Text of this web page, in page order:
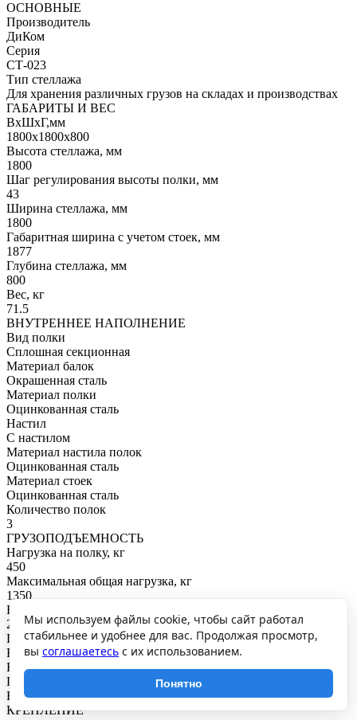
ОСНОВНЫЕ
Производитель
ДиКом
Серия
СТ-023
Тип стеллажа
Для хранения различных грузов на складах и производствах
ГАБАРИТЫ И ВЕС
ВхШхГ,мм
1800x1800x800
Высота стеллажа, мм
1800
Шаг регулирования высоты полки, мм
43
Ширина стеллажа, мм
1800
Габаритная ширина с учетом стоек, мм
1877
Глубина стеллажа, мм
800
Вес, кг
71.5
ВНУТРЕННЕЕ НАПОЛНЕНИЕ
Вид полки
Сплошная секционная
Материал балок
Окрашенная сталь
Материал полки
Оцинкованная сталь
Настил
С настилом
Материал настила полок
Оцинкованная сталь
Материал стоек
Оцинкованная сталь
Количество полок
3
ГРУЗОПОДЪЕМНОСТЬ
Нагрузка на полку, кг
450
Максимальная общая нагрузка, кг
1350
Нагрузка на секцию, кг
2700
ПОКРЫТИЕ И ЦВЕТ
RAL
Балки: RAL7059
Покрытие
Балки: порошковое
КРЕПЛЕНИЕ
Мы используем файлы cookie, чтобы сайт работал
стабильнее и удобнее для вас. Продолжая просмотр,
вы соглашаетесь с их использованием.
Понятно